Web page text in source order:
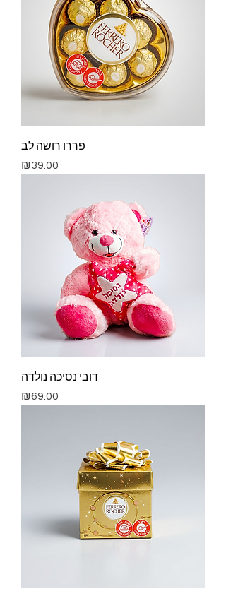
פררו רושה לב
Price
₪39.00
דובי נסיכה נולדה
Price
₪69.00